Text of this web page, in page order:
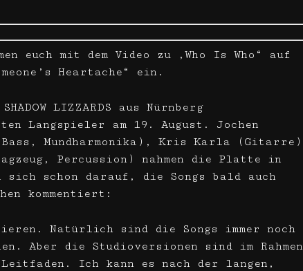
euch mit dem Video zu ‚Who Is Who“ auf
Heartache“ ein.
LIZZARDS aus Nürnberg
Langspieler am 19. August. Jochen
Mundharmonika), Kris Karla (Gitarre)
Percussion) nahmen die Platte in
sich schon darauf, die Songs bald auch
kommentiert:
Natürlich sind die Songs immer noch
Aber die Studioversionen sind im Rahmen
Ich kann es nach der langen,